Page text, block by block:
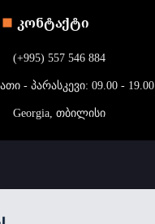
ᲙᲝᲜᲢᲐᲥᲢᲘ
(+995) 557 546 884
- პარასკევი: 09.00 - 19.00
Georgia, თბილისი